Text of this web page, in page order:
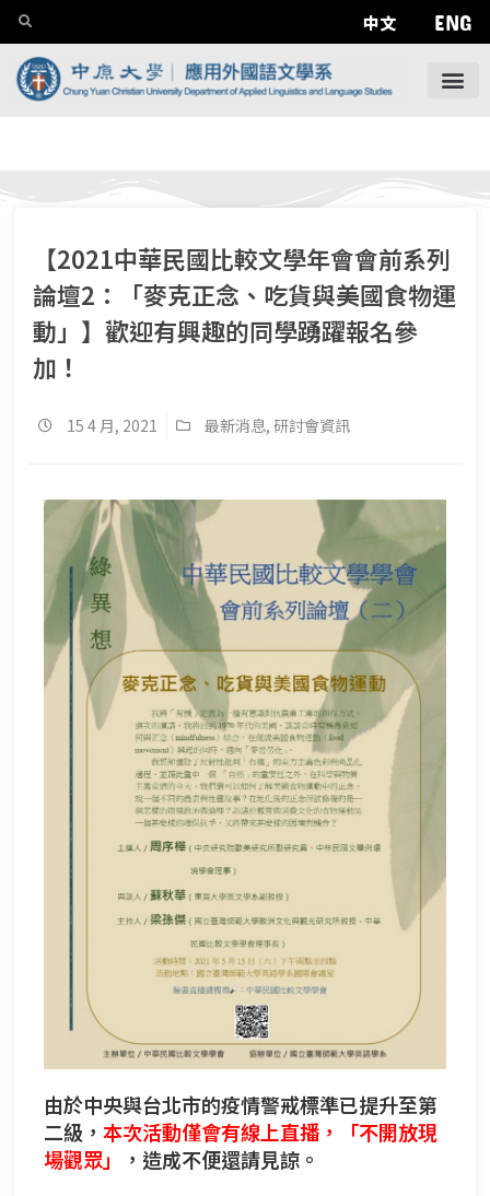
中文 ENG
【2021中華民國比較文學年會會前系列
論壇2：「麥克正念、吃貨與美國食物運
動」】歡迎有興趣的同學踴躍報名參
加！
15 4 月, 2021 最新消息, 研討會資訊
由於中央與台北市的疫情警戒標準已提升至第
二級， 本次活動僅會有線上直播，「不開放現
場觀眾」
，造成不便還請見諒。